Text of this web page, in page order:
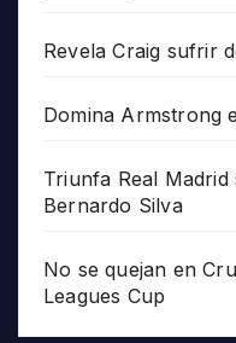
Revela Craig sufrir
Domina Armstrong
Triunfa Real
Bernardo Silva
No se quejan en
Leagues Cup